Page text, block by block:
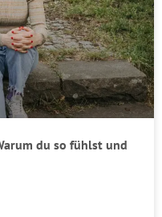
du so fühlst und